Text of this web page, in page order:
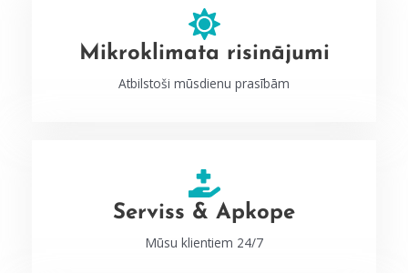
Mikroklimata risinājumi
Atbilstoši mūsdienu prasībām
Serviss & Apkope
Mūsu klientiem 24/7